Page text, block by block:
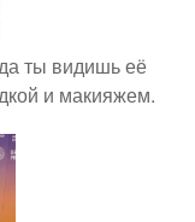
ты видишь её
и макияжем.